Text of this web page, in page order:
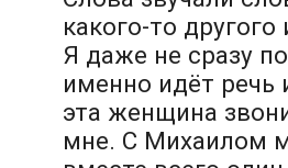
какого-то
Я даже не сразу
именно идёт речь
эта женщина
мне. С Михаилом